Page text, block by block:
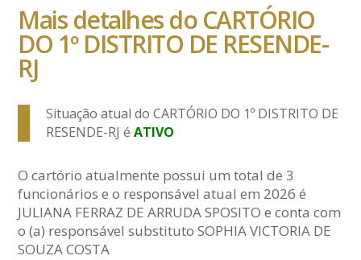
Mais detalhes do CARTÓRIO
DO 1º DISTRITO DE RESENDE-
RJ
Situação atual do CARTÓRIO DO 1º DISTRITO DE
RESENDE-RJ éATIVO
O cartório atualmente possui um total de 3
funcionários e o responsável atual em 2026 é
JULIANA FERRAZ DE ARRUDA SPOSITO e conta com
o (a) responsável substituto SOPHIA VICTORIA DE
SOUZA COSTA